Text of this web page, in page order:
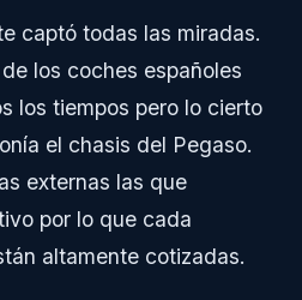
captó todas las miradas.
los coches españoles
los tiempos pero lo cierto
el chasis del Pegaso.
externas las que
por lo que cada
altamente cotizadas.